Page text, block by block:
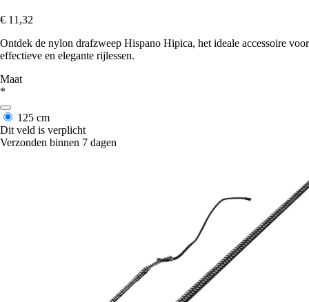
€ 11,32
Ontdek de nylon drafzweep Hispano Hipica, het ideale accessoire voor
effectieve en elegante rijlessen.
Maat
*
125 cm
Dit veld is verplicht
Verzonden binnen 7 dagen